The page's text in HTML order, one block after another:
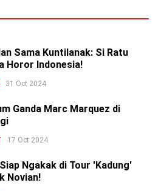
Sama Kuntilanak: Si Ratu
Horor Indonesia!
31 Oct 2024
Ganda Marc Marquez di
17 Oct 2024
Ngakak di Tour 'Kadung'
Novian!